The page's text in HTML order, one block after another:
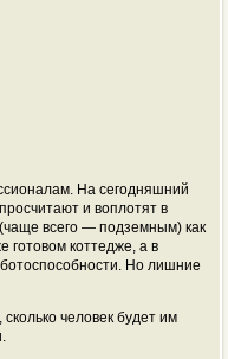
На сегодняшний
и воплотят в
всего — подземным) как
готовом коттедже, а в
Но лишние
человек будет им